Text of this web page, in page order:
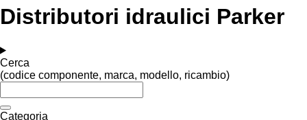
Distributori idraulici Parker
Cerca
(codice componente, marca, modello, ricambio)
Categoria